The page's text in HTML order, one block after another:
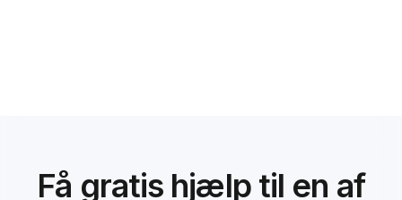
Få gratis hjælp til en af